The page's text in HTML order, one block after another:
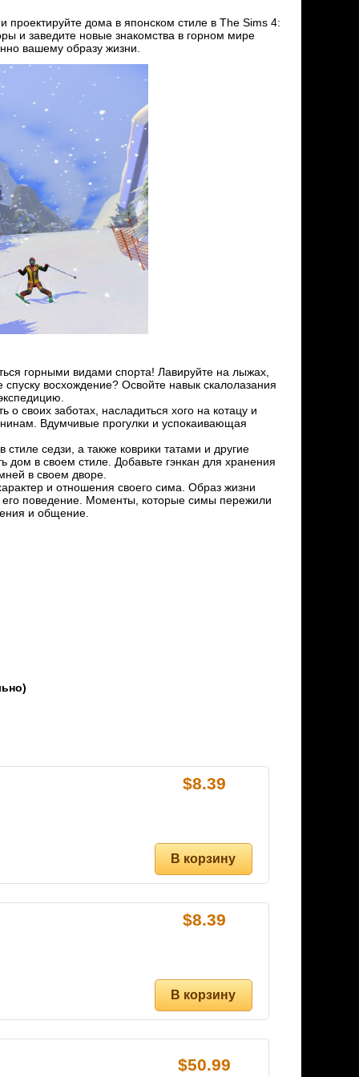
проектируйте дома в японском стиле в The Sims 4:
и заведите новые знакомства в горном мире
вашему образу жизни.
горными видами спорта! Лавируйте на лыжах,
восхождение? Освойте навык скалолазания
своих заботах, насладиться хого на котацу и
Вдумчивые прогулки и успокаивающая
седзи, а также коврики татами и другие
в своем стиле. Добавьте гэнкан для хранения
в своем дворе.
и отношения своего сима. Образ жизни
его поведение. Моменты, которые симы пережили
и общение.
$8.39
$8.39
$50.99